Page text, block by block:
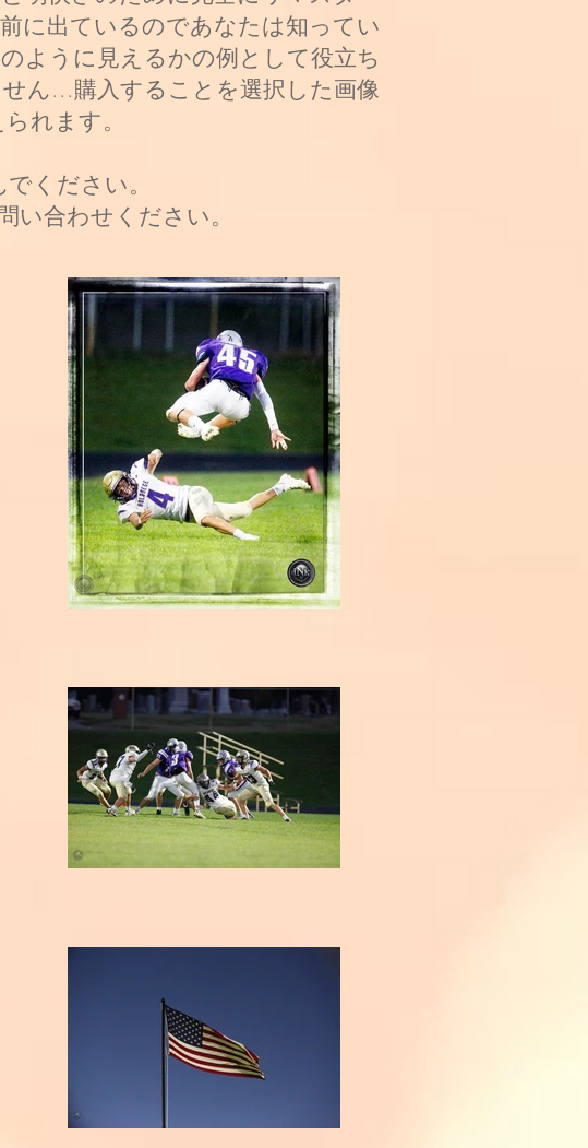
に出ているのであなたは知ってい
ように見えるかの例として役立ち
ん...購入することを選択した画像
れます。
ください。
い合わせください。